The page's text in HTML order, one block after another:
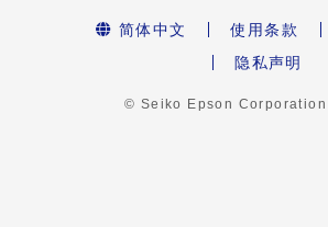
简体中文 使用条款
隐私声明
© Seiko Epson